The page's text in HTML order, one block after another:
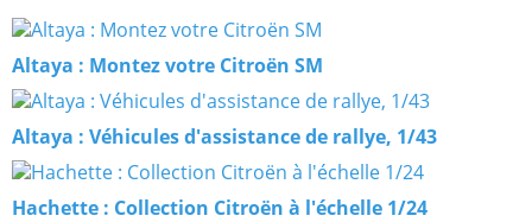
Altaya : Montez votre Citroën SM
Altaya : Véhicules d'assistance de rallye, 1/43
Hachette : Collection Citroën à l'échelle 1/24